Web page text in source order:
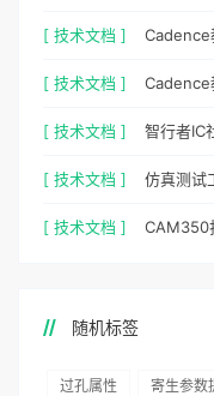
[ 技术文档 ]
[ 技术文档 ] Cadence
[ 技术文档 ]
[ 技术文档 ] 仿真测试
[ 技术文档 ]
随机标签
过孔属性 寄生参数